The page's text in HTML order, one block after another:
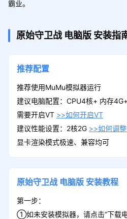
霸业。
原始守卫战 电脑版 安装指
推荐配置
推荐使用MuMu模拟器运行
建议电脑配置：CPU4核+ 内存
需要开启VT >>如何开启VT
建议性能设置：2核2G >>如何调
显卡渲染模式极速、兼容均可
原始守卫战 电脑版 安装教程
第一步：
①如未安装模拟器，请点击“下载